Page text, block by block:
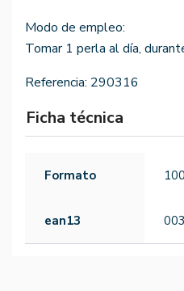
Modo de empleo:
Tomar 1 perla al día,
Referencia: 290316
Ficha técnica
Formato
ean13